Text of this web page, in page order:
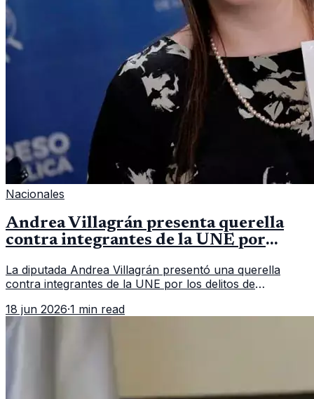
Nacionales
Andrea Villagrán presenta querella
contra integrantes de la UNE por
La diputada Andrea Villagrán presentó una querella
contra integrantes de la UNE por los delitos de
18 jun 2026·1 min read